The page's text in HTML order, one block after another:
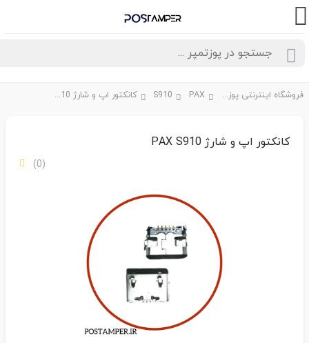
فروشگاه اینترنتی پوزتمپر PAX
S910 کانکتور اپ و شارژ PAX S910
کانکتور اپ و شارژ PAX S910